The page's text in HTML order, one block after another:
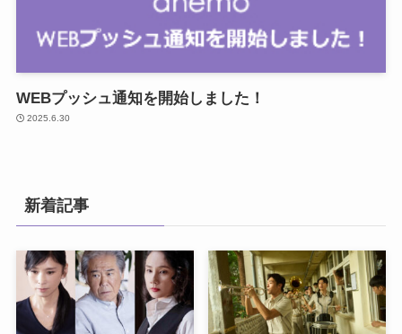
WEBプッシュ通知を開始しました！
2025.6.30
新着記事